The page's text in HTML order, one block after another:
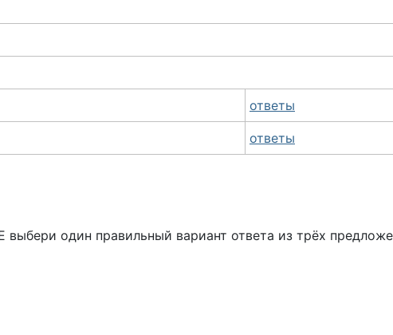
ответы
ответы
один правильный вариант ответа из трёх